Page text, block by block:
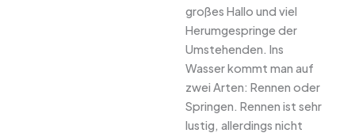
großes Hallo und viel
Herumgespringe der
Umstehenden. Ins
Wasser kommt man auf
zwei Arten: Rennen oder
Springen. Rennen ist sehr
lustig, allerdings nicht